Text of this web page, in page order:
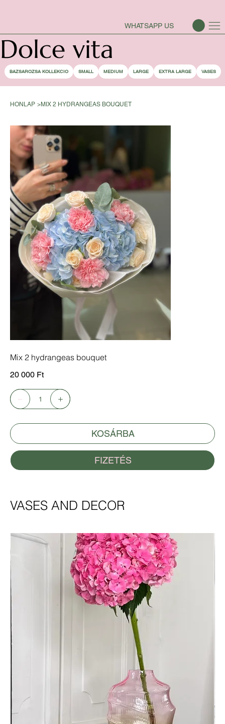
WHATSAPP US
Dolce vita
BAZSAROZSA KOLLEKCIO SMALL MEDIUM LARGE EXTRA LARGE VASES
HONLAP >MIX 2 HYDRANGEAS BOUQUET
Mix 2 hydrangeas bouquet
20 000 Ft
KOSÁRBA
FIZETÉS
VASES AND DECOR